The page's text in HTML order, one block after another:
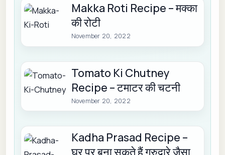
Makka Roti Recipe – मक्का
की रोटी
November 20, 2022
Tomato Ki Chutney
Recipe – टमाटर की चटनी
November 20, 2022
Kadha Prasad Recipe –